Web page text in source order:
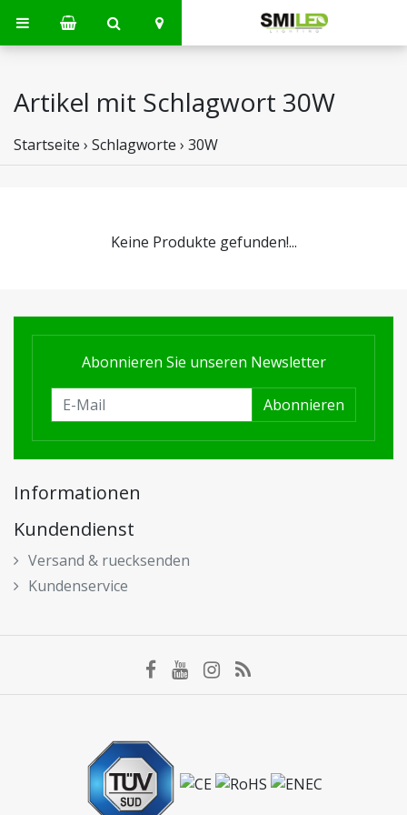
Artikel mit Schlagwort 30W
Startseite › Schlagworte › 30W
Keine Produkte gefunden!...
Abonnieren Sie unseren Newsletter
Abonnieren
Informationen
Kundendienst
Versand & ruecksenden
Kundenservice